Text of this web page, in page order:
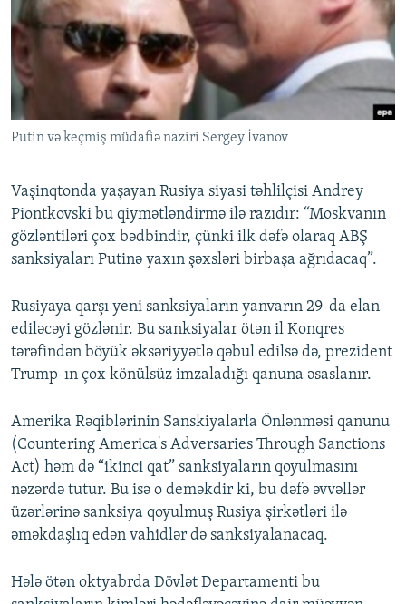
Putin və keçmiş müdafiə naziri Sergey İvanov
Vaşinqtonda yaşayan Rusiya siyasi təhlilçisi Andrey
Piontkovski bu qiymətləndirmə ilə razıdır: “Moskvanın
gözləntiləri çox bədbindir, çünki ilk dəfə olaraq ABŞ
sanksiyaları Putinə yaxın şəxsləri birbaşa ağrıdacaq”.
Rusiyaya qarşı yeni sanksiyaların yanvarın 29-da elan
ediləcəyi gözlənir. Bu sanksiyalar ötən il Konqres
tərəfindən böyük əksəriyyətlə qəbul edilsə də, prezident
Trump-ın çox könülsüz imzaladığı qanuna əsaslanır.
Amerika Rəqiblərinin Sanskiyalarla Önlənməsi qanunu
(Countering America's Adversaries Through Sanctions
Act) həm də “ikinci qat” sanksiyaların qoyulmasını
nəzərdə tutur. Bu isə o deməkdir ki, bu dəfə əvvəllər
üzərlərinə sanksiya qoyulmuş Rusiya şirkətləri ilə
əməkdaşlıq edən vahidlər də sanksiyalanacaq.
Hələ ötən oktyabrda Dövlət Departamenti bu